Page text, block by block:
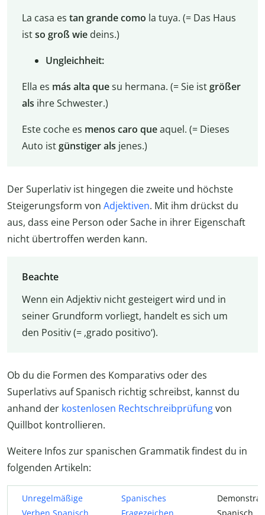
La casa es tan grande como la tuya. (= Das Haus
istso groß wiedeins.)
Ungleichheit:
Ella es más alta quesu hermana. (= Sie istgrößer
als ihre Schwester.)
Este coche es menos caro queaquel. (= Dieses
Auto istgünstiger als jenes.)
Der Superlativ ist hingegen die zweite und höchste
Steigerungsform von Adjektiven. Mit ihm drückst du
aus, dass eine Person oder Sache in ihrer Eigenschaft
nicht übertroffen werden kann.
Beachte
Wenn ein Adjektiv nicht gesteigert wird und in
seiner Grundform vorliegt, handelt es sich um
den Positiv (= ‚grado positivo‘).
Ob du die Formen des Komparativs oder des
Superlativs auf Spanisch richtig schreibst, kannst du
anhand der kostenlosen Rechtschreibprüfungvon
Quillbot kontrollieren.
Weitere Infos zur spanischen Grammatik findest du in
folgenden Artikeln:
Unregelmäßige
Spanisches